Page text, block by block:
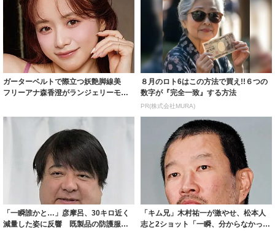
ガーターベルトで際立つ妖艶脚線美
フリーアナ森香澄がランジェリーモデ
８月のロト6はこの方法で買え!!６つの
数字が『完全一致』する方法
PR(株式会社MURA)
「一瞬誰かと…」彦摩呂、30キロ近く
減量した姿に反響 既製品の防護服が
「キム兄」木村祐一が激やせ、松本人
志と2ショット「一瞬、分からなかった